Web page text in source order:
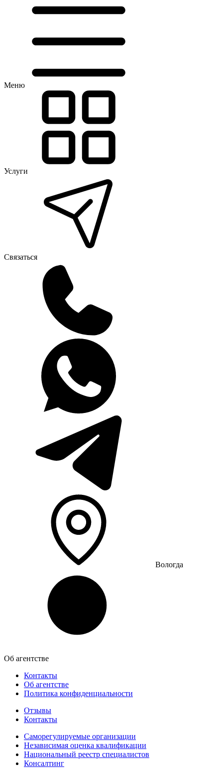
Меню
Услуги
Связаться
Вологда
Об агентстве
Контакты
Об агентстве
Политика конфиденциальности
Отзывы
Контакты
Саморегулируемые организации
Независимая оценка квалификации
Национальный реестр специалистов
Консалтинг